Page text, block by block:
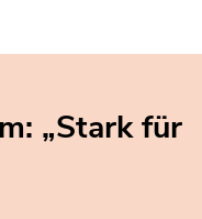
„Stark für